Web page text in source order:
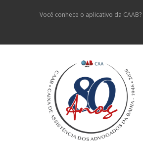
Você conhece o aplicativo da CAAB?